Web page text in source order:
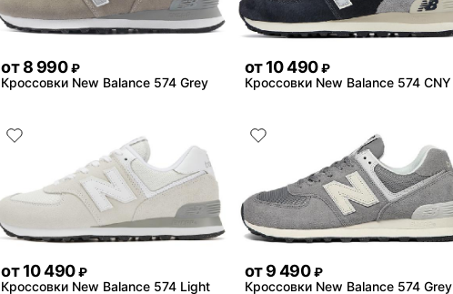
от 8 990 ₽
Кроссовки New Balance 574 Grey
от 10 490 ₽
Кроссовки New Balance 574 CNY
от 10 490 ₽
Кроссовки New Balance 574 Light
от 9 490 ₽
Кроссовки New Balance 574 Grey